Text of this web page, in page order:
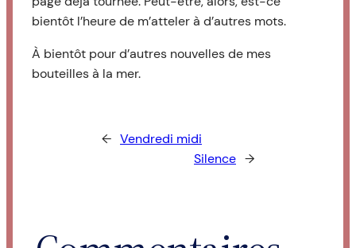
bientôt l’heure de m’atteler à d’autres mots.
À bientôt pour d’autres nouvelles de mes
bouteilles à la mer.
← Vendredi midi
Silence →